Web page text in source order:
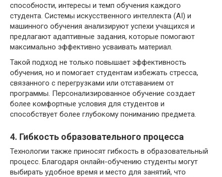
способности, интересы и темп обучения каждого
студента. Системы искусственного интеллекта (AI) и
машинного обучения анализируют успехи учащихся и
предлагают адаптивные задания, которые помогают
максимально эффективно усваивать материал.
Такой подход не только повышает эффективность
обучения, но и помогает студентам избежать стресса,
связанного с перегрузками или отставанием от
программы. Персонализированное обучение создает
более комфортные условия для студентов и
способствует более глубокому пониманию предмета.
4. Гибкость образовательного процесса
Технологии также приносят гибкость в образовательный
процесс. Благодаря онлайн-обучению студенты могут
выбирать удобное время и место для занятий, что